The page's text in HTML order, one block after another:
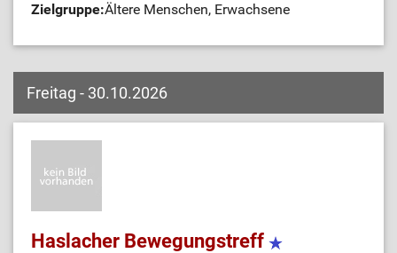
Zielgruppe:Ältere Menschen, Erwachsene
Freitag - 30.10.2026
Haslacher Bewegungstreff